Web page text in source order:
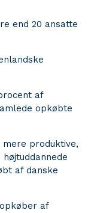
end 20 ansatte
af
opkøbte
produktive,
af danske
af